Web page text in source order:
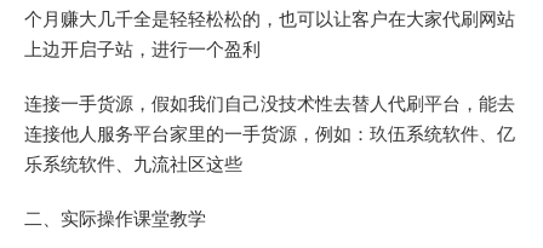
个月赚大几千全是轻轻松松的，也可以让客户在大家代刷网站
上边开启子站，进行一个盈利
连接一手货源，假如我们自己没技术性去替人代刷平台，能去
连接他人服务平台家里的一手货源，例如：玖伍系统软件、亿
乐系统软件、九流社区这些
二、实际操作课堂教学